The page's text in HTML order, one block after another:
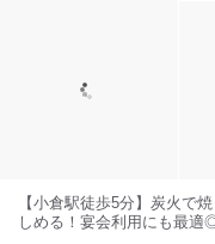
【小倉駅徒歩5分】炭火で
しめる！宴会利用にも最適